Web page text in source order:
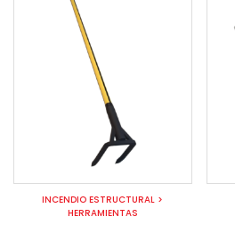
INCENDIO ESTRUCTURAL >
HERRAMIENTAS